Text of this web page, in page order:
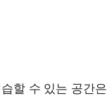
할 수 있는 공간